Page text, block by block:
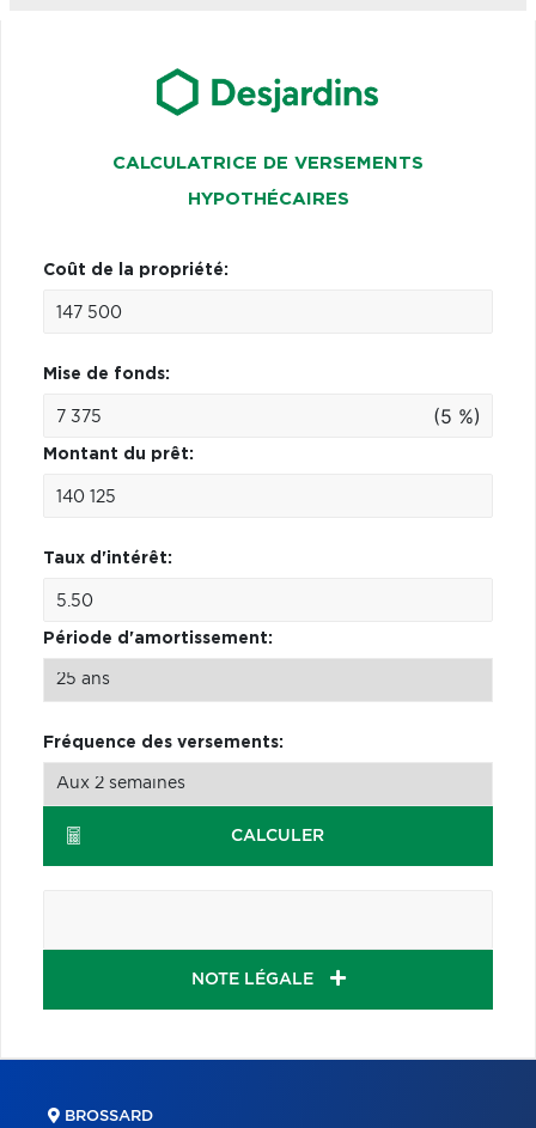
CALCULATRICE DE VERSEMENTS
HYPOTHÉCAIRES
Coût de la propriété:
Mise de fonds:
(5 %)
Montant du prêt:
Taux d'intérêt:
Période d'amortissement:
Fréquence des versements:
CALCULER
NOTE LÉGALE
BROSSARD